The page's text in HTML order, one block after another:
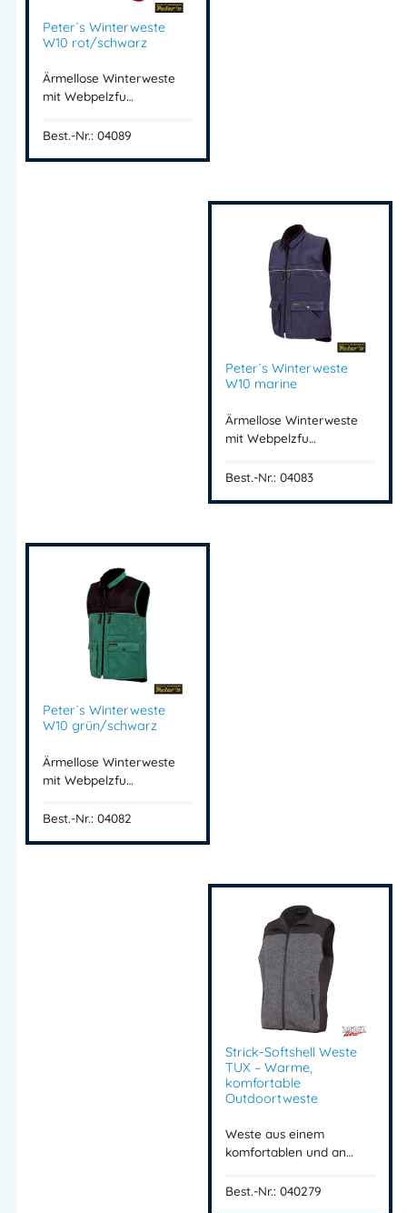
Peter´s Winterweste
W10 rot/schwarz
Ärmellose Winterweste
mit Webpelzfu…
Best.-Nr.: 04089
Peter´s Winterweste
W10 marine
Ärmellose Winterweste
mit Webpelzfu…
Best.-Nr.: 04083
Peter´s Winterweste
W10 grün/schwarz
Ärmellose Winterweste
mit Webpelzfu…
Best.-Nr.: 04082
Strick-Softshell Weste
TUX – Warme,
komfortable
Outdoortweste
Weste aus einem
komfortablen und an…
Best.-Nr.: 040279